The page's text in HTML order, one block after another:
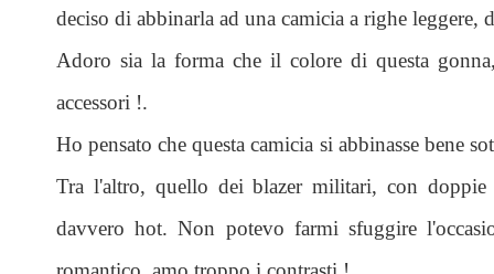
deciso di abbinarla ad una camicia a righe leggere,
Adoro sia la forma che il colore di questa
accessori !.
Ho pensato che questa camicia si abbinasse bene
Tra l'altro, quello dei blazer militari, con
davvero hot. Non potevo farmi sfuggire